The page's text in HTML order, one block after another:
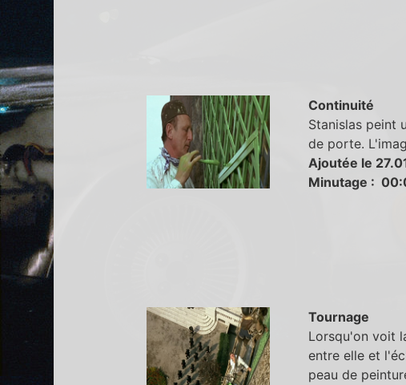
Continuité
Stanislas peint
de porte.
Ajoutée le
Minutage :
Tournage
Lorsqu'on voit
entre elle et
peau de